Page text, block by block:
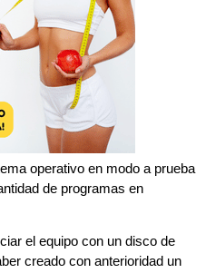
operativo en modo a prueba
de programas en
el equipo con un disco de
creado con anterioridad un